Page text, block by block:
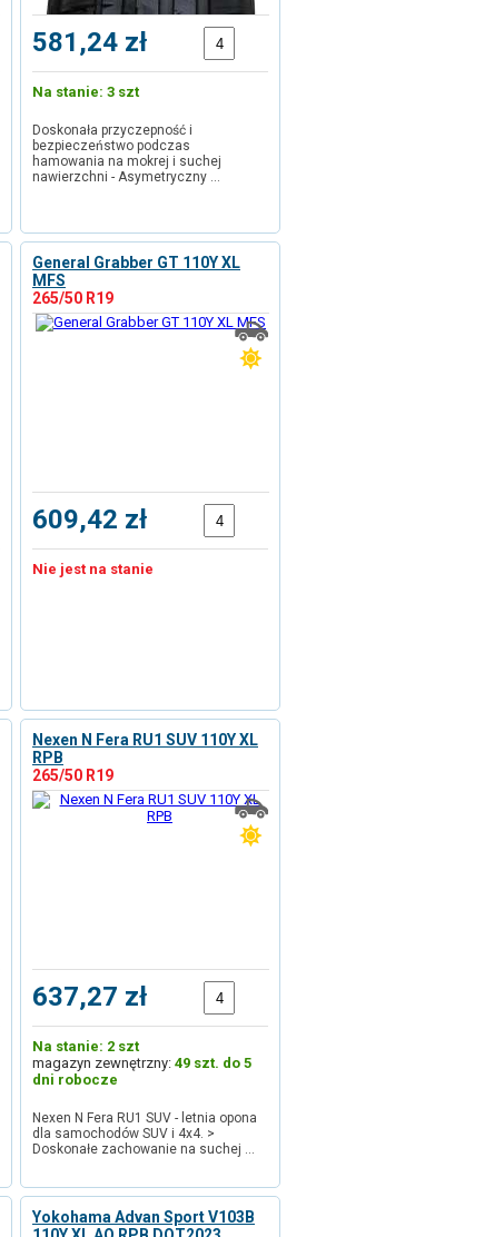
581,24 zł
Na stanie: 3 szt
Doskonała przyczepność i
bezpieczeństwo podczas
hamowania na mokrej i suchej
nawierzchni - Asymetryczny …
General Grabber GT 110Y XL
MFS
265/50 R19
609,42 zł
Nie jest na stanie
Nexen N Fera RU1 SUV 110Y XL
RPB
265/50 R19
637,27 zł
Na stanie: 2 szt
magazyn zewnętrzny: 49 szt. do 5
dni robocze
Nexen N Fera RU1 SUV - letnia opona
dla samochodów SUV i 4x4. >
Doskonałe zachowanie na suchej …
Yokohama Advan Sport V103B